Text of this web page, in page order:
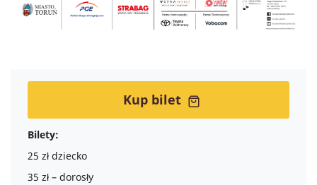
Historia budowy centrum
Historia miejsca i nazwy
Dane techniczne
Fernando Menis
Kontakt
Kup bilet
Bilety:
25 zł dziecko
35 zł – dorosły